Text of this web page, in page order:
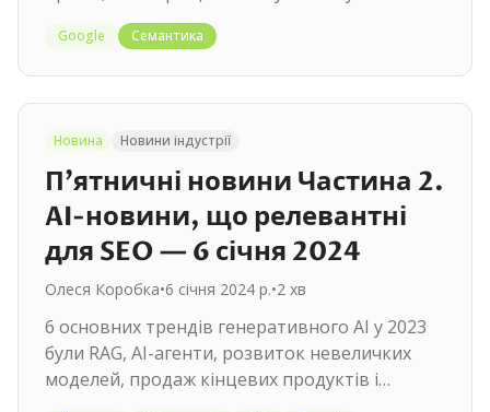
концептуальними моделями by Mark…
Google Семантика
Новина Новини індустрії
П'ятничні новини Частина 2.
AI-новини, що релевантні
для SEO — 6 січня 2024
Олеся Коробка•6 січня 2024 р.•2 хв
6 основних трендів генеративного AI у 2023
були RAG, AI-агенти, розвиток невеличких
моделей, продаж кінцевих продуктів і